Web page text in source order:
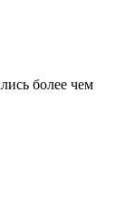
более чем